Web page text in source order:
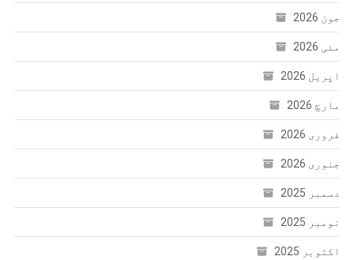
جون 2026
مئی 2026
اپریل 2026
مارچ 2026
فروری 2026
جنوری 2026
دسمبر 2025
نومبر 2025
اکتوبر 2025